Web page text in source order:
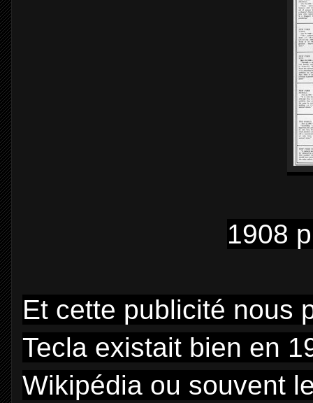
1908
Et cette publicité nous
Tecla existait bien en
Wikipédia ou souvent